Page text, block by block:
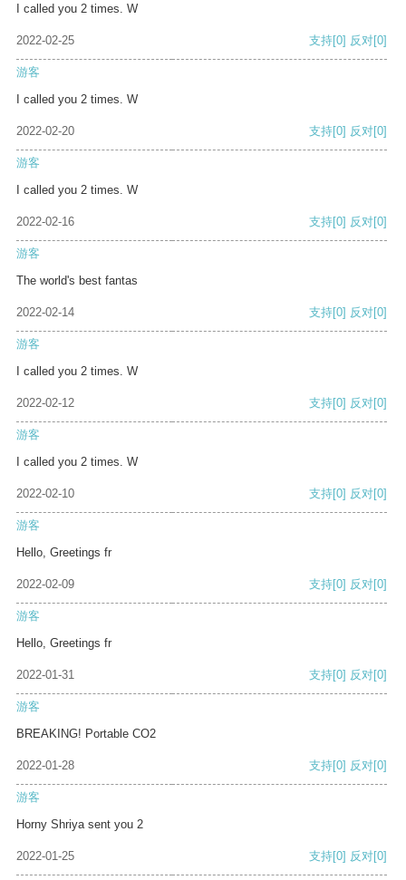
I called you 2 times. W
2022-02-25 支持[0] 反对[0]
游客
I called you 2 times. W
2022-02-20 支持[0] 反对[0]
游客
I called you 2 times. W
2022-02-16 支持[0] 反对[0]
游客
The world's best fantas
2022-02-14 支持[0] 反对[0]
游客
I called you 2 times. W
2022-02-12 支持[0] 反对[0]
游客
I called you 2 times. W
2022-02-10 支持[0] 反对[0]
游客
Hello, Greetings fr
2022-02-09 支持[0] 反对[0]
游客
Hello, Greetings fr
2022-01-31 支持[0] 反对[0]
游客
BREAKING! Portable CO2
2022-01-28 支持[0] 反对[0]
游客
Horny Shriya sent you 2
2022-01-25 支持[0] 反对[0]